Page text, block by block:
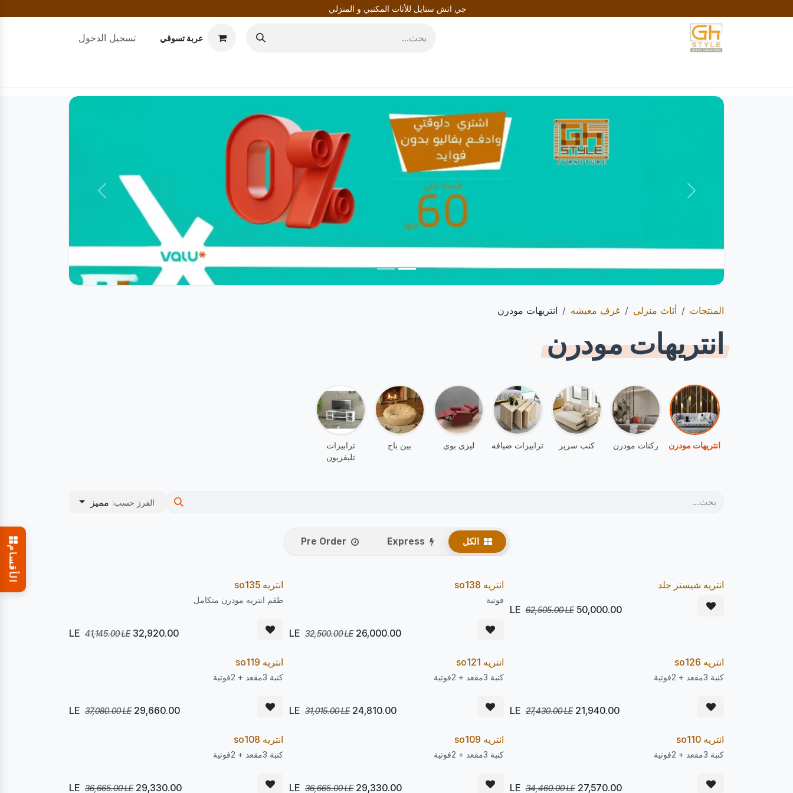
الأقسام
جي اتش ستايل للأثاث المكتبي و المنزلي
عربة تسوقي تسجيل الدخول
السابق التالي
المنتجات أثاث منزلي غرف معيشه انتريهات مودرن
انتريهات مودرن
انتريهات مودرن ركنات مودرن كنب سرير ترابيزات ضيافه ليزى بوى بين باج
ترابيزات
تليفزيون
الفرز حسب: مميز
الكل Express
Pre Order
20
%
انتريه شيستر جلد
50,000.00
LE
62,505.00LE
20
% انتريه so138
فوتية
26,000.00
LE
32,500.00LE
20
% انتريه so135
طقم انتريه مودرن متكامل
32,920.00
LE
41,145.00LE
20
% انتريه so126
كنبة 3مقعد + 2فوتية
21,940.00
LE
27,430.00LE
20
%
يصل 22/08
انتريه so121
كنبة 3مقعد + 2فوتية
24,810.00
LE
31,015.00LE
20
%
يصل 22/08
انتريه so119
كنبة 3مقعد + 2فوتية
29,660.00
LE
37,080.00LE
20
%
يصل 22/08
انتريه so110
كنبة 3مقعد + 2فوتية
27,570.00
LE
34,460.00LE
20
%
يصل 22/08
انتريه so109
كنبة 3مقعد + 2فوتية
29,330.00
LE
36,665.00LE
20
%
يصل 22/08
انتريه so108
كنبة 3مقعد + 2فوتية
29,330.00
LE
36,665.00LE يصل 22/08 يصل 10/08 يصل 22/08